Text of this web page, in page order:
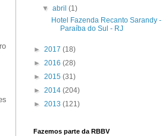
▼abril(1)
Hotel Fazenda Recanto Sarandy -
Paraíba do Sul - RJ
► 2017 (18)
► 2016 (28)
► 2015 (31)
► 2014 (204)
► 2013 (121)
Fazemos parte da RBBV